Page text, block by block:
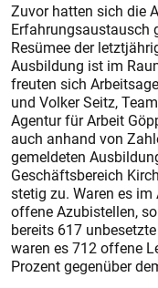
Zuvor hatten sich die
Erfahrungsaustausch
Resümee der
Ausbildung ist im
freuten sich
und Volker Seitz,
Agentur für Arbeit
auch anhand von
gemeldeten
Geschäftsbereich
stetig zu. Waren es
offene Azubistellen,
bereits 617
waren es 712 offene
Prozent gegenüber